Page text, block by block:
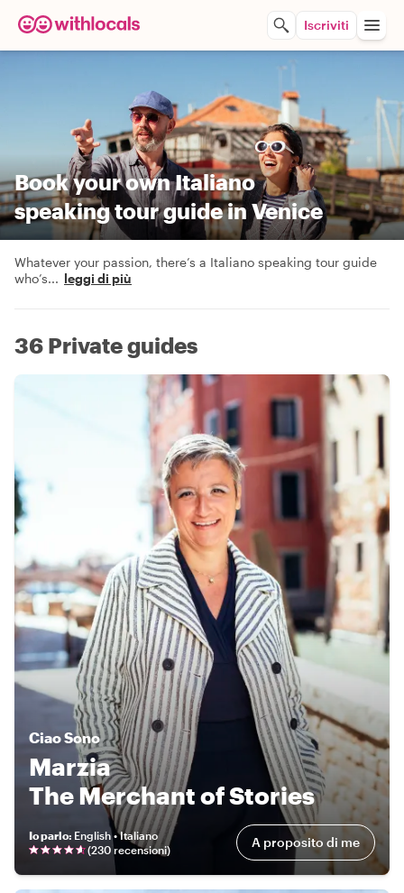
Iscriviti
Book your own Italiano
speaking tour guide in Venice
Whatever your passion, there’s a Italiano speaking tour guide
who’s... leggi di più
36 Private guides
CiaoSono
Marzia
The Merchant of Stories
Io parlo: English • Italiano
(230 recensioni) A proposito di me